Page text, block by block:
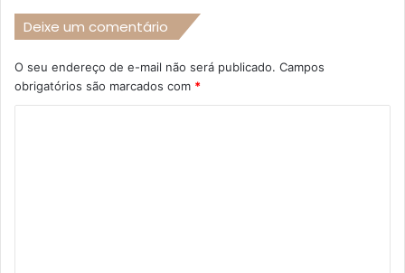
Deixe um comentário
O seu endereço de e-mail não será publicado. Campos
obrigatórios são marcados com *